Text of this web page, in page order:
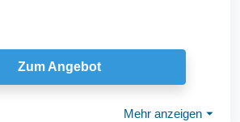
Zum Angebot
Mehr anzeigen ⏷